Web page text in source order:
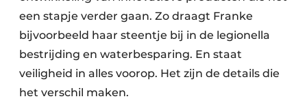
een stapje verder gaan. Zo draagt Franke
bijvoorbeeld haar steentje bij in de legionella
bestrijding en waterbesparing. En staat
veiligheid in alles voorop. Het zijn de details die
het verschil maken.